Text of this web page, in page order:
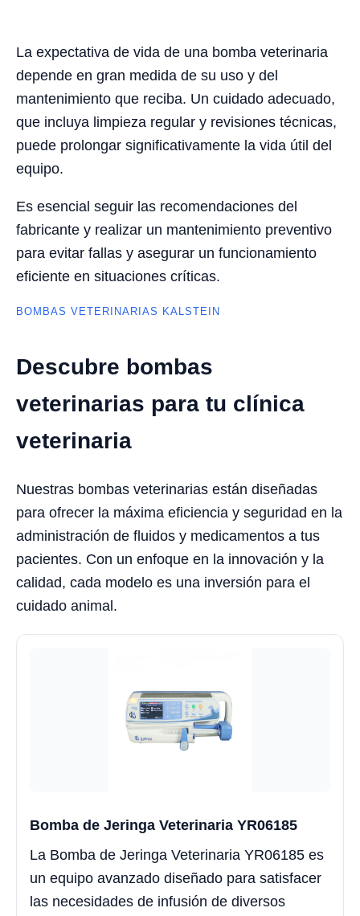
La expectativa de vida de una bomba veterinaria
depende en gran medida de su uso y del
mantenimiento que reciba. Un cuidado adecuado,
que incluya limpieza regular y revisiones técnicas,
puede prolongar significativamente la vida útil del
equipo.
Es esencial seguir las recomendaciones del
fabricante y realizar un mantenimiento preventivo
para evitar fallas y asegurar un funcionamiento
eficiente en situaciones críticas.
BOMBAS VETERINARIAS KALSTEIN
Descubre bombas
veterinarias para tu clínica
veterinaria
Nuestras bombas veterinarias están diseñadas
para ofrecer la máxima eficiencia y seguridad en la
administración de fluidos y medicamentos a tus
pacientes. Con un enfoque en la innovación y la
calidad, cada modelo es una inversión para el
cuidado animal.
Bomba de Jeringa Veterinaria YR06185
La Bomba de Jeringa Veterinaria YR06185 es
un equipo avanzado diseñado para satisfacer
las necesidades de infusión de diversos